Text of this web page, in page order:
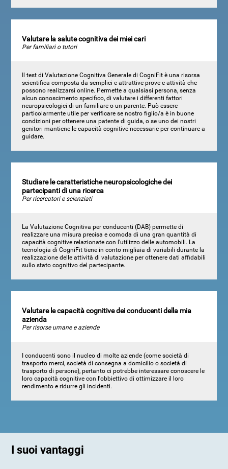
Valutare la salute cognitiva dei miei cari
Per familiari o tutori
Il test di Valutazione Cognitiva Generale di CogniFit è una risorsa
scientifica composta da semplici e attrattive prove e attività che
possono realizzarsi online. Permette a qualsiasi persona, senza
alcun conoscimento specifico, di valutare i differenti fattori
neuropsicologici di un familiare o un parente. Può essere
particolarmente utile per verificare se nostro figlio/a è in buone
condizioni per ottenere una patente di guida, o se uno dei nostri
genitori mantiene le capacità cognitive necessarie per continuare a
guidare.
Studiare le caratteristiche neuropsicologiche dei
partecipanti di una ricerca
Per ricercatori e scienziati
La Valutazione Cognitiva per conducenti (DAB) permette di
realizzare una misura precisa e comoda di una gran quantità di
capacità cognitive relazionate con l'utilizzo delle automobili. La
tecnologia di CogniFit tiene in conto migliaia di variabili durante la
realizzazione delle attività di valutazione per ottenere dati affidabili
sullo stato cognitivo del partecipante.
Valutare le capacità cognitive dei conducenti della mia
azienda
Per risorse umane e aziende
I conducenti sono il nucleo di molte aziende (come società di
trasporto merci, società di consegna a domicilio o società di
trasporto di persone), pertanto ci potrebbe interessare conoscere le
loro capacità cognitive con l'obbiettivo di ottimizzare il loro
rendimento e ridurre gli incidenti.
I suoi vantaggi